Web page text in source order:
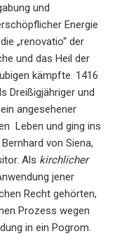
und
Energie
„renovatio“ der
und das Heil der
kämpfte. 1416
Dreißigjähriger und
angesehener
Leben und ging ins
von Siena,
Als kirchlicher
jener
Recht gehörten,
Prozess wegen
in ein Pogrom.